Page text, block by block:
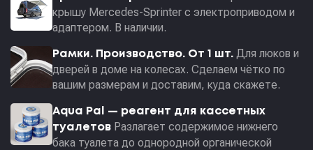
крышу Mercedes-Sprinter с электроприводом и
адаптером. В наличии.
Рамки. Производство. От 1 шт. Для люков и
дверей в доме на колесах. Сделаем чётко по
вашим размерам и доставим, куда скажете.
Aqua Pal — pеагент для кассетных
туалетов Разлагает содержимое нижнего
бака туалета до однородной органической